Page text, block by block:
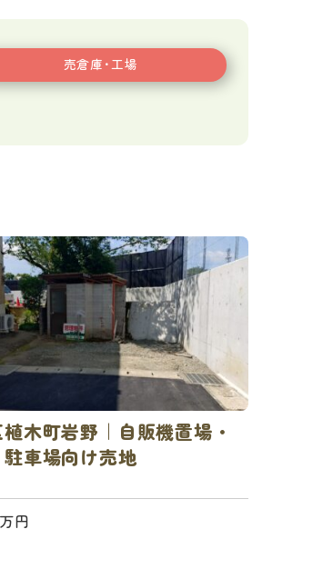
売倉庫･工場
木町岩野｜自販機置場・
車場向け売地
万円